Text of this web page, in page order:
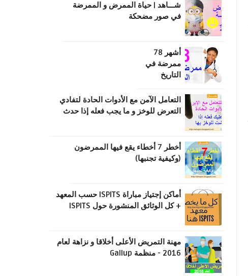
شـــاهد | حياة الممرض و الممرضة
في صور مضحكة
أشهر 78
ممرضة في
التاريخ
التعامل الآمن مع الأدوات الحادة لتفادي
التعرض للوخز و ما يجب فعله إذا حدث
أخطر 7 أخطاء يقع فيها الممرضون
(وكيفية تجنبها)
أماكن إجتياز مباراة ISPITS حسب المعهد
+ كل الوثائق المنشورة حول ISPITS
مهنة التمريض اﻷعلى أخلاقا و نزاهة لعام
2016 - منظمة Gallup